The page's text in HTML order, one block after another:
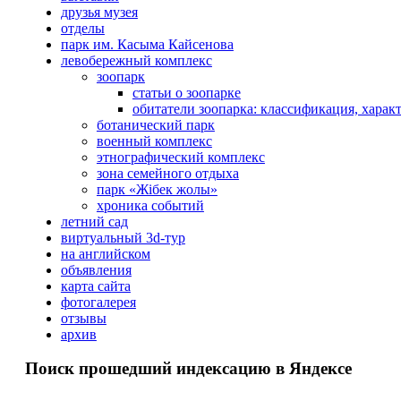
друзья музея
отделы
парк им. Касыма Кайсенова
левобережный комплекс
зоопарк
статьи о зоопарке
обитатели зоопарка: классификация,
ботанический парк
военный комплекс
этнографический комплекс
зона семейного отдыха
парк «Жібек жолы»
хроника событий
летний сад
виртуальный 3d-тур
на английском
объявления
карта сайта
фотогалерея
отзывы
архив
Поиск прошедший индексацию в Яндексе